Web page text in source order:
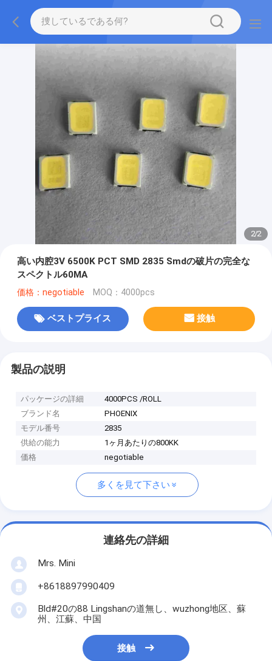
2/2
高い内腔3V 6500K PCT SMD 2835 Smdの破片の完全な
スペクトル60MA
価格：negotiable MOQ：4000pcs
ベストプライス 接触
製品の説明
パッケージの詳細
4000PCS /ROLL
ブランド名
PHOENIX
モデル番号
2835
供給の能力
1ヶ月あたりの800KK
価格
negotiable
多くを見て下さい
連絡先の詳細
Mrs. Mini
+8618897990409
Bld#20の88 Lingshanの道無し、wuzhong地区、蘇
州、江蘇、中国
接触